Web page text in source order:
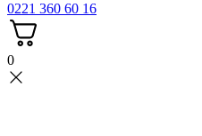
0221 360 60 16
0